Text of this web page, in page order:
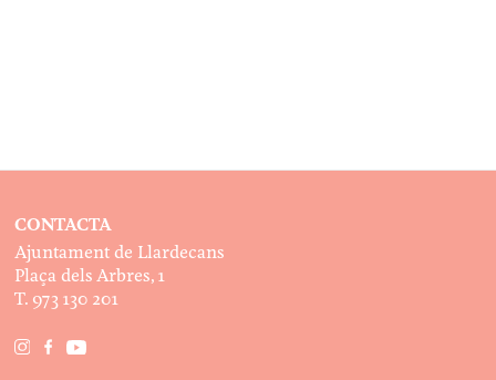
CONTACTA
Ajuntament de Llardecans
Plaça dels Arbres, 1
T. 973 130 201